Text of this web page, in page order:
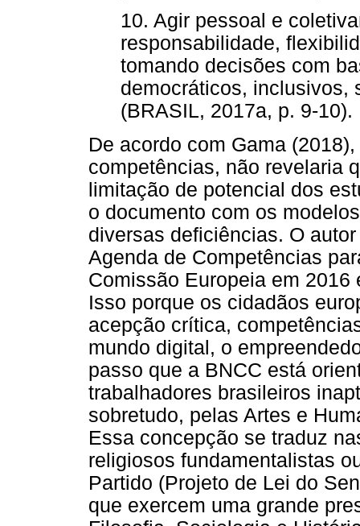
10. Agir pessoal e
responsabilidade,
tomando decisões com
democráticos, inclusivos,
(BRASIL, 2017a, p. 9-10).
De acordo com Gama
competências, não revelaria
limitação de potencial dos
o documento com os
diversas deficiências. O
Agenda de Competências
Comissão Europeia em
Isso porque os cidadãos
acepção crítica,
mundo digital, o
passo que a BNCC está
trabalhadores brasileiros
sobretudo, pelas Artes e
Essa concepção se traduz
religiosos fundamentalistas
Partido (Projeto de Lei do
que exercem uma grande